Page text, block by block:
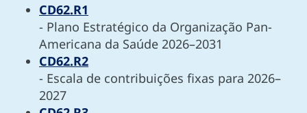
CD62.R1
- Plano Estratégico da Organização Pan-
Americana da Saúde 2026–2031
CD62.R2
- Escala de contribuições fixas para 2026–
2027